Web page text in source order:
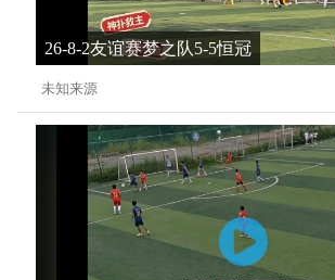
26-8-2友谊赛梦之队5-5恒冠
未知来源